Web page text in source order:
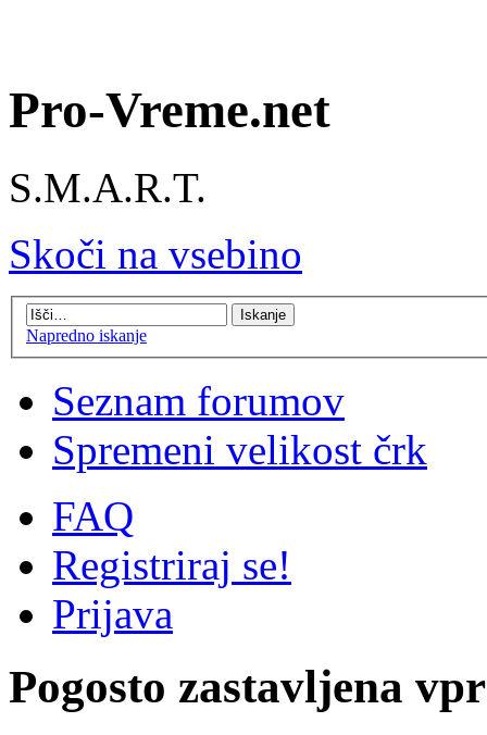
Pro-Vreme.net
S.M.A.R.T.
Skoči na vsebino
Napredno iskanje
Seznam forumov
Spremeni velikost črk
FAQ
Registriraj se!
Prijava
Pogosto zastavljena